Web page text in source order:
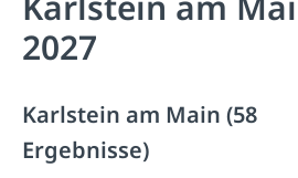
2027
Karlstein am Main (58
Ergebnisse)